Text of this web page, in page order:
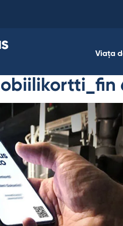
Viața